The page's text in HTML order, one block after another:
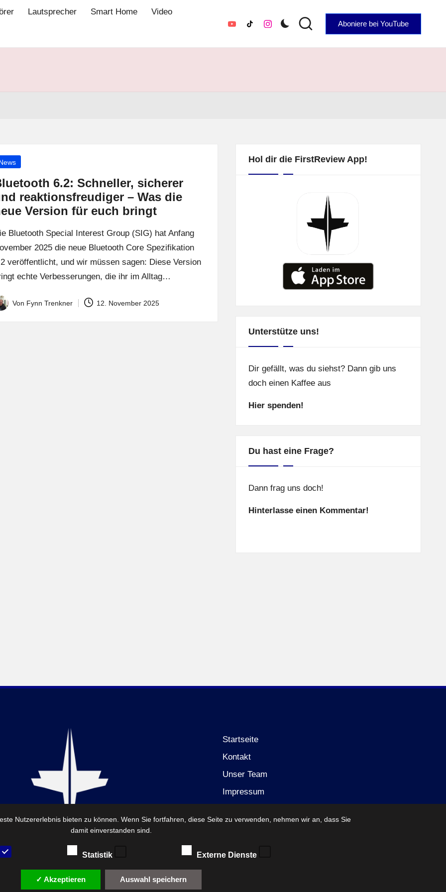
Lautsprecher Smart Home Video
YouTubeTikTokInstagram Aboniere bei YouTube
6.2: Schneller, sicherer
reaktionsfreudiger – Was die
Version für euch bringt
Bluetooth Special Interest Group (SIG) hat Anfang
2025 die neue Bluetooth Core Spezifikation
veröffentlicht, und wir müssen sagen: Diese Version
echte Verbesserungen, die ihr im Alltag…
Von Fynn Trenkner 12. November 2025
Hol dir die FirstReview App!
Unterstütze uns!
Dir gefällt, was du siehst? Dann gib uns
doch einen Kaffee aus
Hier spenden!
Du hast eine Frage?
Dann frag uns doch!
Hinterlasse einen Kommentar!
Startseite
Kontakt
Unser Team
Impressum
Nutzererlebnis bieten zu können. Wenn Sie fortfahren, diese Seite zu verwenden, nehmen wir an, dass Sie
damit einverstanden sind.
Statistik Externe Dienste
✓ Akzeptieren Auswahl speichern